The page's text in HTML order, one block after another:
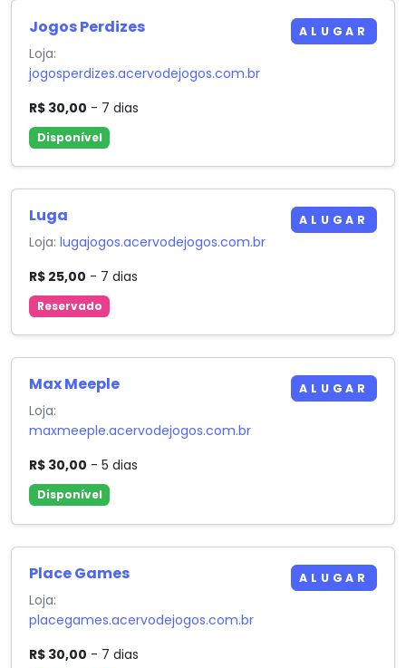
Jogos Perdizes
Loja:
jogosperdizes.acervodejogos.com.br
R$ 30,00 - 7 dias
Disponível
ALUGAR
Luga
Loja:lugajogos.acervodejogos.com.br
R$ 25,00 - 7 dias
Reservado
ALUGAR
Max Meeple
Loja:
maxmeeple.acervodejogos.com.br
R$ 30,00 - 5 dias
Disponível
ALUGAR
Place Games
Loja:
placegames.acervodejogos.com.br
R$ 30,00 - 7 dias
ALUGAR